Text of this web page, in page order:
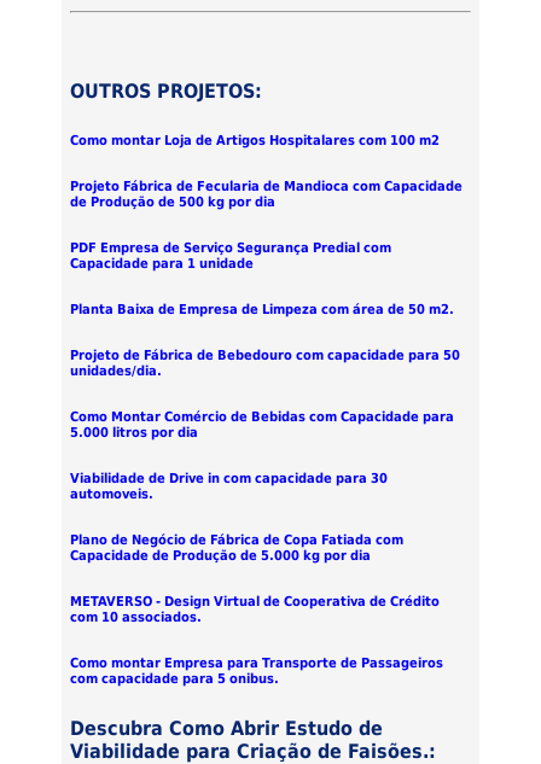
OUTROS PROJETOS:
Como montar Loja de Artigos Hospitalares com 100 m2
Projeto Fábrica de Fecularia de Mandioca com Capacidade
de Produção de 500 kg por dia
PDF Empresa de Serviço Segurança Predial com
Capacidade para 1 unidade
Planta Baixa de Empresa de Limpeza com área de 50 m2.
Projeto de Fábrica de Bebedouro com capacidade para 50
unidades/dia.
Como Montar Comércio de Bebidas com Capacidade para
5.000 litros por dia
Viabilidade de Drive in com capacidade para 30
automoveis.
Plano de Negócio de Fábrica de Copa Fatiada com
Capacidade de Produção de 5.000 kg por dia
METAVERSO - Design Virtual de Cooperativa de Crédito
com 10 associados.
Como montar Empresa para Transporte de Passageiros
com capacidade para 5 onibus.
Descubra Como Abrir Estudo de
Viabilidade para Criação de Faisões.: